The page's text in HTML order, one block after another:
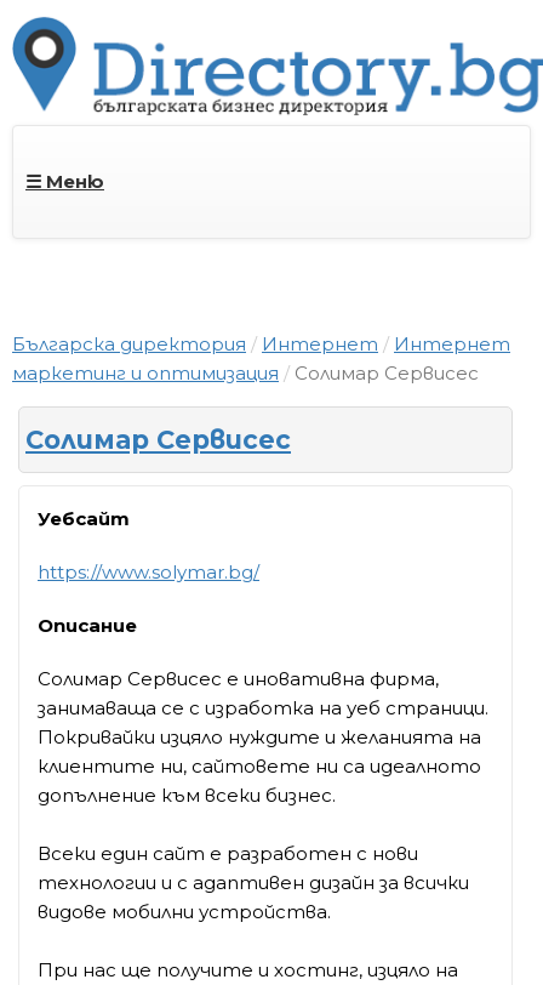
☰ Меню
Българска директория Интернет
Интернет
маркетинг и оптимизация
Солимар Сервисес
Солимар Сервисес
Уебсайт
https://www.solymar.bg/
Описание
Солимар Сервисес е иновативна фирма,
занимаваща се с изработка на уеб страници.
Покривайки изцяло нуждите и желанията на
клиентите ни, сайтовете ни са идеалното
допълнение към всеки бизнес.
Всеки един сайт е разработен с нови
технологии и с адаптивен дизайн за всички
видове мобилни устройства.
При нас ще получите и хостинг, изцяло на